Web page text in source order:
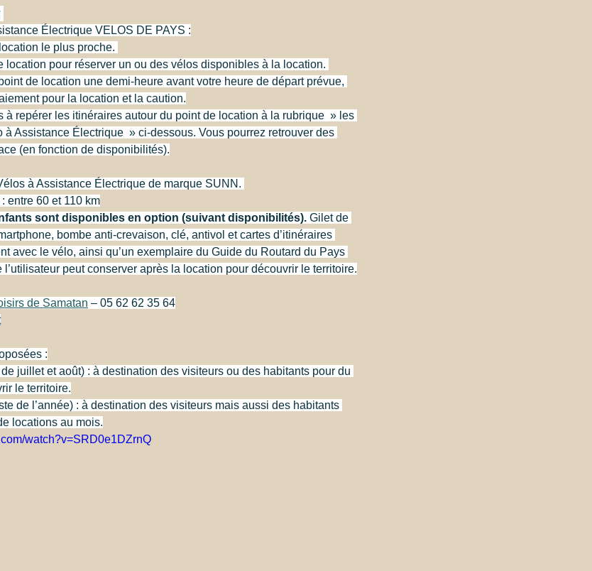
Électrique VELOS DE PAYS :
le plus proche.
location pour réserver un ou des vélos disponibles à la location.
de location une demi-heure avant votre heure de départ prévue,
pour la location et la caution.
à repérer les itinéraires autour du point de location à la rubrique  » les
Assistance Électrique  » ci-dessous. Vous pourrez retrouver des
(en fonction de disponibilités).
à Assistance Électrique de marque SUNN.
entre 60 et 110 km
sont disponibles en option (suivant disponibilités). Gilet de
bombe anti-crevaison, clé, antivol et cartes d’itinéraires
avec le vélo, ainsi qu’un exemplaire du Guide du Routard du Pays
l’utilisateur peut conserver après la location pour découvrir le territoire.
de Samatan – 05 62 62 35 64
:
juillet et août) : à destination des visiteurs ou des habitants pour du
le territoire.
de l’année) : à destination des visiteurs mais aussi des habitants
locations au mois.
watch?v=SRD0e1DZrnQ